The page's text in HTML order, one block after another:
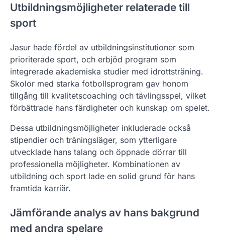
Utbildningsmöjligheter relaterade till
sport
Jasur hade fördel av utbildningsinstitutioner som
prioriterade sport, och erbjöd program som
integrerade akademiska studier med idrottsträning.
Skolor med starka fotbollsprogram gav honom
tillgång till kvalitetscoaching och tävlingsspel, vilket
förbättrade hans färdigheter och kunskap om spelet.
Dessa utbildningsmöjligheter inkluderade också
stipendier och träningsläger, som ytterligare
utvecklade hans talang och öppnade dörrar till
professionella möjligheter. Kombinationen av
utbildning och sport lade en solid grund för hans
framtida karriär.
Jämförande analys av hans bakgrund
med andra spelare